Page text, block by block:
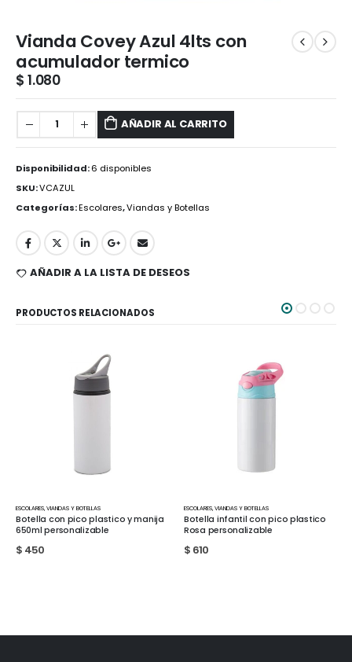
Vianda Covey Azul 4lts con
acumulador termico
$ 1.080
AÑADIR AL CARRITO
Disponibilidad:6 disponibles
SKU:VCAZUL
Categorías:Escolares,Viandas y Botellas
AÑADIR A LA LISTA DE DESEOS
PRODUCTOS RELACIONADOS
ESCOLARES,VIANDAS Y BOTELLAS
Botella infantil con pico plastico
Rosa personalizable
$610
CARTUCHERAS,ESCOLARES
Cartuchera Ibi Craft Tweeny
20.5x7.5x6cms Thick Stripes
$